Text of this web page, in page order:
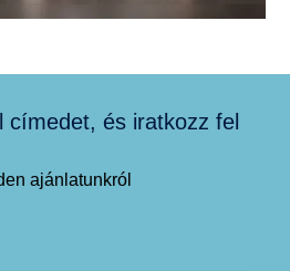
címedet, és iratkozz fel
ajánlatunkról